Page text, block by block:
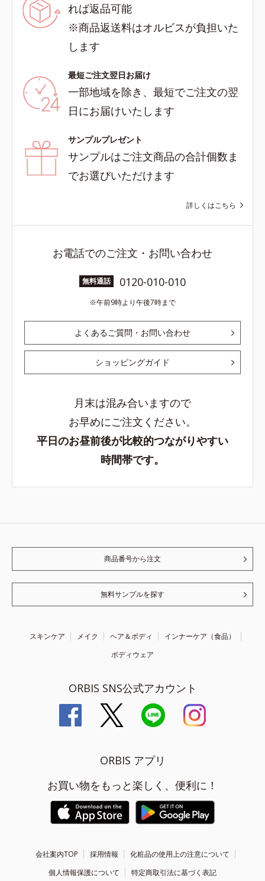
れば返品可能
※商品返送料はオルビスが負担いた
します
最短ご注文翌日お届け
一部地域を除き、最短でご注文の翌
日にお届けいたします
サンプルプレゼント
サンプルはご注文商品の合計個数ま
でお選びいただけます
詳しくはこちら
お電話でのご注文・お問い合わせ
無料通話 0120-010-010
午前9時より午後7時まで
よくあるご質問・お問い合わせ
ショッピングガイド
月末は混み合いますので
お早めにご注文ください。
平日のお昼前後が比較的つながりやすい
時間帯です。
商品番号から注文
無料サンプルを探す
スキンケア メイク ヘア＆ボディ
インナーケア（食品）
ボディウェア
ORBIS SNS公式アカウント
ORBIS アプリ
お買い物をもっと楽しく、便利に！
会社案内TOP 採用情報
化粧品の使用上の注意について
個人情報保護について
特定商取引法に基づく表記